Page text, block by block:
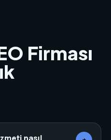
Firması